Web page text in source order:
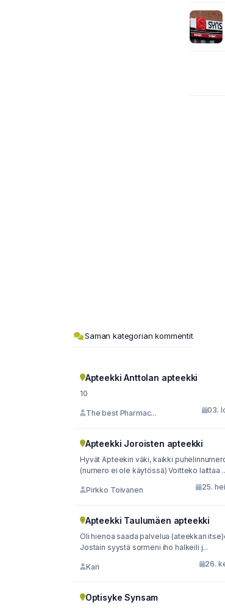
Saman kategorian kommentit
Apteekki Anttolan apteekki
10
The best Pharmac... 03.
Apteekki Joroisten apteekki
Hyvät Apteekin väki, kaikki
(numero ei ole käytössä) Voitteko laittaa
Pirkko Toivanen 25.
Apteekki Taulumäen apteekki
Oli hienoa saada palvelua (ateekkari
Jostain syystä sormeni iho halkeili j...
Kari 26.
Optisyke Synsam